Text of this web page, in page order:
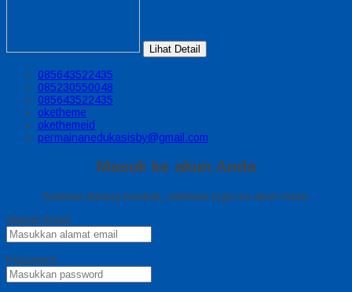
Lihat Detail
085643522435
085230550048
085643522435
oketheme
okethemeid
permainanedukasisby@gmail.com
Masuk ke akun Anda
Selamat datang kembali, silahkan login ke akun Anda.
Alamat Email
Password